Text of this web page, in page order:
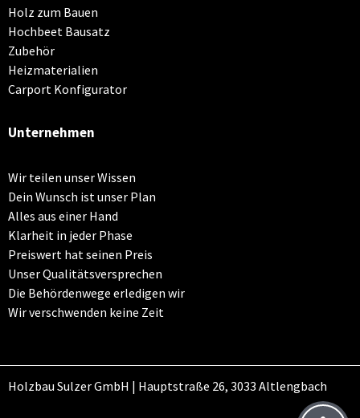
Holz zum Bauen
Hochbeet Bausatz
Zubehör
Heizmaterialien
Carport Konfigurator
Unternehmen
Wir teilen unser Wissen
Dein Wunsch ist unser Plan
Alles aus einer Hand
Klarheit in jeder Phase
Preiswert hat seinen Preis
Unser Qualitätsversprechen
Die Behördenwege erledigen wir
Wir verschwenden keine Zeit
Holzbau Sulzer GmbH | Hauptstraße 26, 3033 Altlengbach